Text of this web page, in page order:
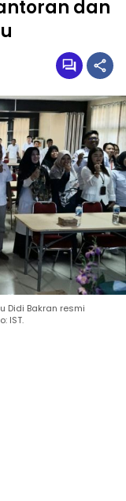
dan
Didi Bakran resmi
IST.